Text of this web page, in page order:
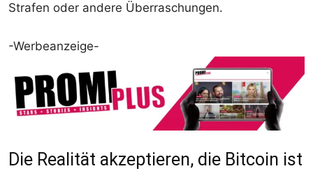
Strafen oder andere Überraschungen.
-Werbeanzeige-
Die Realität akzeptieren, die Bitcoin ist